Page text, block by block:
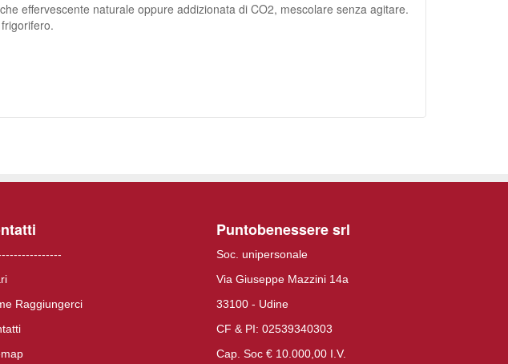
effervescente naturale oppure addizionata di CO2, mescolare senza agitare.
Raggiungerci
Puntobenessere srl
Soc. unipersonale
Via Giuseppe Mazzini 14a
33100 - Udine
CF & PI: 02539340303
Cap. Soc € 10.000,00 I.V.